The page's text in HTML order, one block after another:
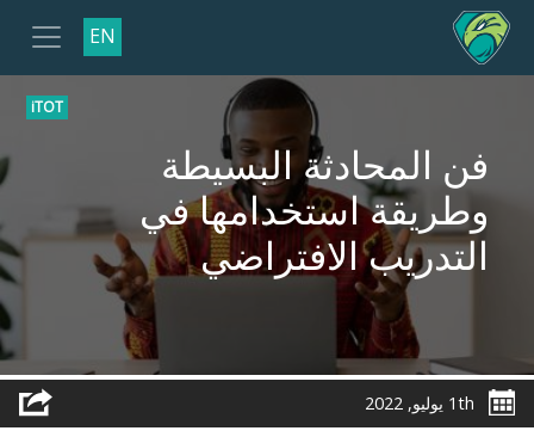
EN
iTOT
فن المحادثة البسيطة
وطريقة استخدامها في
التدريب الافتراضي
1th يوليو, 2022